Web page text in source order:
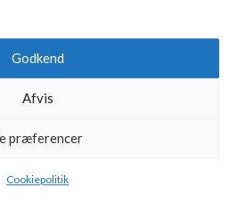
Godkend
Afvis
præferencer
Cookiepolitik
med et kæmpe brag! 00’er nostalgi
ægte kultlegende gæster teltet og
den max af !
Telt – Teltet åbnes kl. 19:30 og